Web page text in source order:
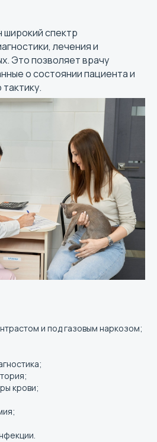
спектр
лечения и
Это позволяет врачу
о состоянии пациента и
и под газовым наркозом;
крови;